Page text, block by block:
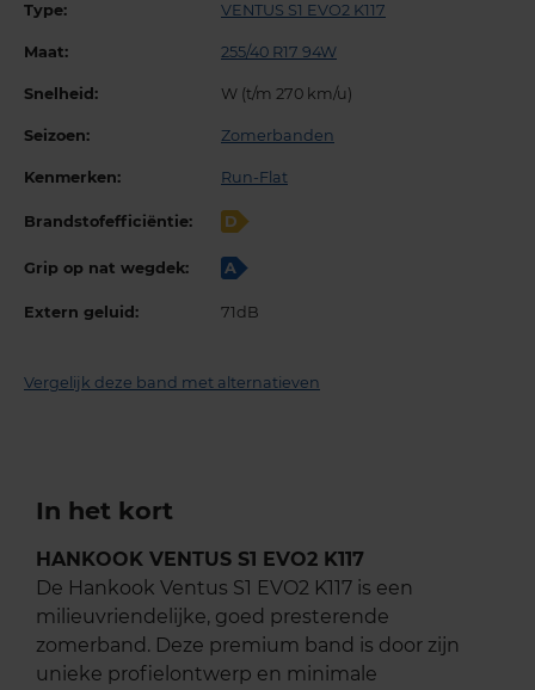
Type: VENTUS S1 EVO2 K117
Maat: 255/40 R17 94W
Snelheid: W (t/m 270 km/u)
Seizoen: Zomerbanden
Kenmerken: Run-Flat
Brandstofefficiëntie: D
Grip op nat wegdek: A
Extern geluid: 71dB
Vergelijk deze band met alternatieven
In het kort
HANKOOK VENTUS S1 EVO2 K117
De Hankook Ventus S1 EVO2 K117 is een
milieuvriendelijke, goed presterende
zomerband. Deze premium band is door zijn
unieke profielontwerp en minimale